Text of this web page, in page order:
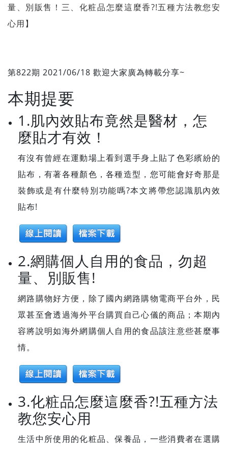
量、別販售！三、化粧品怎麼這麼香?!五種方法教您安
心用】
第822期 2021/06/18 歡迎大家廣為轉載分享~
本期提要
1.肌內效貼布竟然是醫材，怎
麼貼才有效！
有沒有曾經在運動場上看到選手身上貼了色彩繽紛的
貼布，有著各種顏色，各種造型，您可能會好奇那是
裝飾或是有什麼特別功能嗎?本文將帶您認識肌內效
貼布!
2.網購個人自用的食品，勿超
量、別販售!
網路購物好方便，除了國內網路購物電商平台外，民
眾甚至會透過海外平台購買自己心儀的商品；本期內
容將說明如海外網購個人自用的食品該注意些甚麼事
情。
3.化粧品怎麼這麼香?!五種方法
教您安心用
生活中所使用的化粧品、保養品，一些消費者在選購